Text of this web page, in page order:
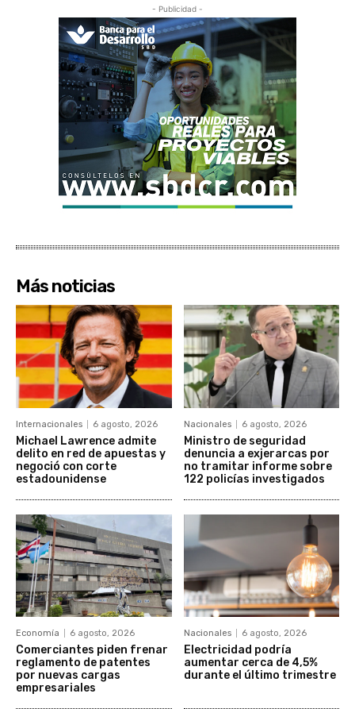
- Publicidad -
Más noticias
Internacionales 6 agosto, 2026
Michael Lawrence admite
delito en red de apuestas y
negoció con corte
estadounidense
Nacionales 6 agosto, 2026
Ministro de seguridad
denuncia a exjerarcas por
no tramitar informe sobre
122 policías investigados
Economía 6 agosto, 2026
Comerciantes piden frenar
reglamento de patentes
por nuevas cargas
empresariales
Nacionales 6 agosto, 2026
Electricidad podría
aumentar cerca de 4,5%
durante el último trimestre